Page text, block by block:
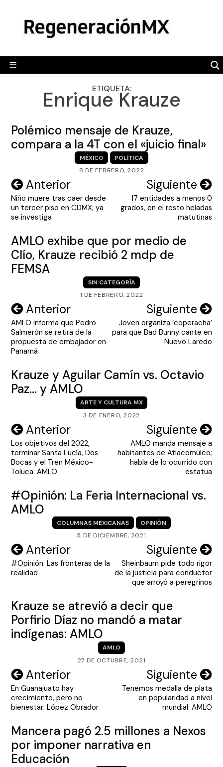
content
☰
POLÍTICA
CAMALEÓN
OPINIÓN
ENGLISH SECTION
VIDEOS
ETIQUETA:
Enrique Krauze
Polémico mensaje de Krauze,
compara a la 4T con el «juicio final»
MÉXICO
POLÍTICA
8 DE FEBRERO, 2022
Navegación
de
entradas
Anterior
Niño muere tras caer desde
un tercer piso en CDMX; ya
se investiga
Siguiente
17 entidades a menos 0
grados, en el resto heladas
matutinas
AMLO exhibe que por medio de
Clío, Krauze recibió 2 mdp de
FEMSA
SIN CATEGORÍA
1 DE FEBRERO, 2022
Navegación
de
entradas
Anterior
AMLO informa que Pedro
Salmerón se retira de la
propuesta de embajador en
Panamá
Siguiente
Joven organiza ‘coperacha’
para que Bad Bunny cante en
Nuevo Laredo
Krauze y Aguilar Camín vs. Octavio
Paz… y AMLO
ARTE Y CULTURA MX
3 DE ENERO, 2022
Navegación
de
entradas
Anterior
Los objetivos del 2022,
terminar Santa Lucía, Dos
Bocas y el Tren México-
Toluca: AMLO
Siguiente
AMLO manda mensaje a
habitantes de Atlacomulco;
habla de lo ocurrido con
estatua
#Opinión: La Feria Internacional vs.
AMLO
COLUMNAS MEXICANAS
OPINIÓN
5 DE DICIEMBRE, 2021
Navegación
de
Anterior
#Opinión: Las fronteras de la
realidad
Siguiente
Sheinbaum pide todo rigor
de la justicia para conductor
que arroyó a peregrinos
Krauze se atrevió a decir que
Porfirio Díaz no mandó a matar
indígenas: AMLO
AMLO
27 DE OCTUBRE, 2021
Navegación
de
entradas
Anterior
En Guanajuato hay
crecimiento, pero no
bienestar: López Obrador
Siguiente
Tenemos medalla de plata
en popularidad a nivel
mundial: AMLO
Mancera pagó 2.5 millones a Nexos
por imponer narrativa en
Educación